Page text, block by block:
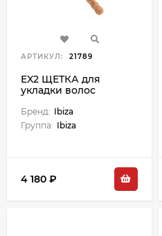
АРТИКУЛ: 21789
EX2 ЩЕТКА для
укладки волос
мм
Бренд: Ibiza
Группа: Ibiza
4 180 ₽